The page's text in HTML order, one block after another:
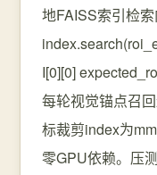
地FAISS索引检
I[0][0]
每轮视觉锚点召
标裁剪index为
零GPU依赖。压